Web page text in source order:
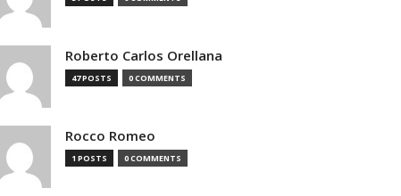
Roberto Carlos Orellana
47 POSTS 0 COMMENTS
Rocco Romeo
1 POSTS 0 COMMENTS